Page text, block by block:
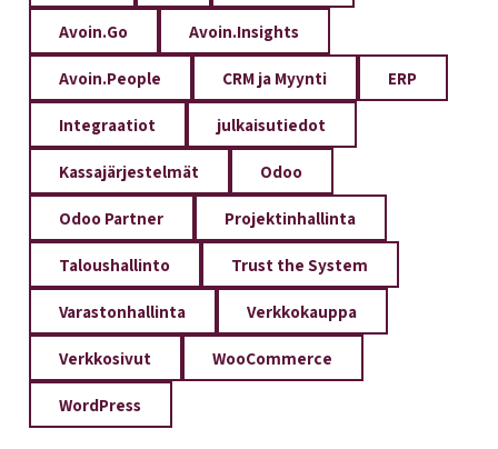
Avoin.Go Avoin.Insights
Avoin.People CRM ja Myynti ERP
Integraatiot julkaisutiedot
Kassajärjestelmät Odoo
Odoo Partner Projektinhallinta
Taloushallinto Trust the System
Varastonhallinta Verkkokauppa
Verkkosivut WooCommerce
WordPress